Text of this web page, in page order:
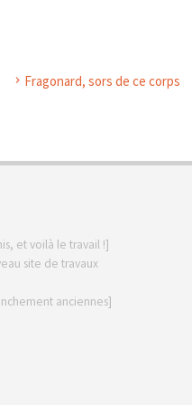
Fragonard, sors de ce corps
et voilà le travail !]
site de travaux
anciennes]